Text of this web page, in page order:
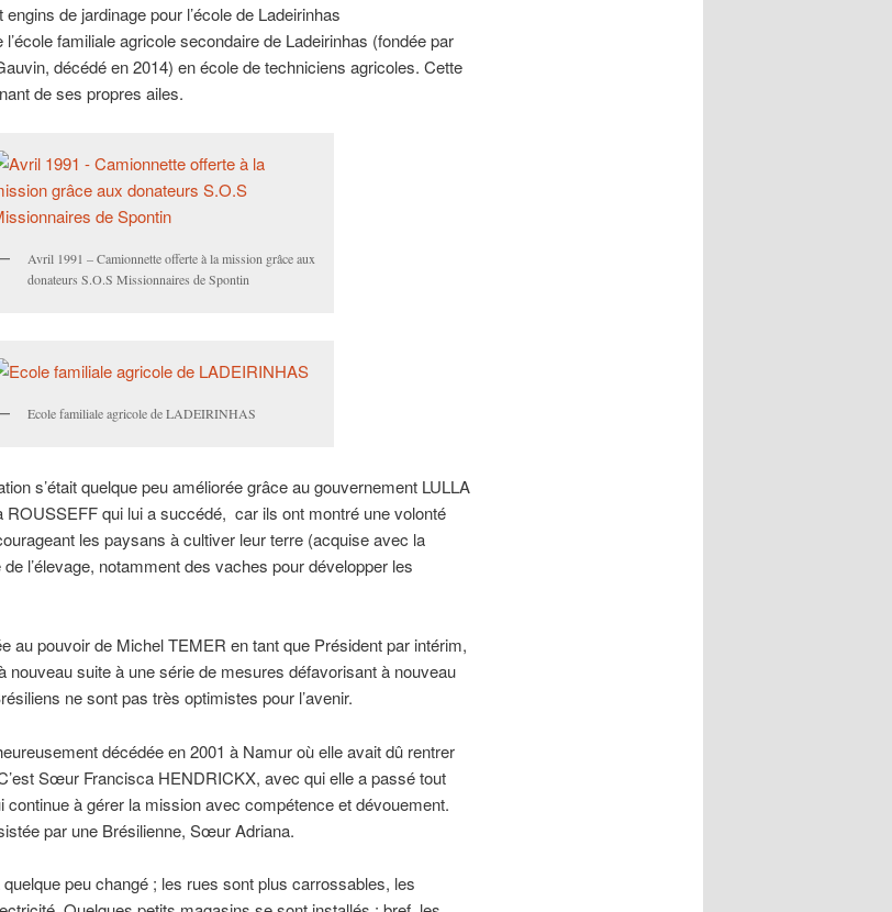
de jardinage pour l’école de Ladeirinhas
familiale agricole secondaire de Ladeirinhas (fondée par
décédé en 2014) en école de techniciens agricoles. Cette
de ses propres ailes.
Avril 1991 – Camionnette offerte à la mission grâce aux
donateurs S.O.S Missionnaires de Spontin
Ecole familiale agricole de LADEIRINHAS
s’était quelque peu améliorée grâce au gouvernement LULLA
ROUSSEFF qui lui a succédé, car ils ont montré une volonté
les paysans à cultiver leur terre (acquise avec la
l’élevage, notamment des vaches pour développer les
au pouvoir de Michel TEMER en tant que Président par intérim,
nouveau suite à une série de mesures défavorisant à nouveau
ne sont pas très optimistes pour l’avenir.
décédée en 2001 à Namur où elle avait dû rentrer
Sœur Francisca HENDRICKX, avec qui elle a passé tout
continue à gérer la mission avec compétence et dévouement.
par une Brésilienne, Sœur Adriana.
peu changé ; les rues sont plus carrossables, les